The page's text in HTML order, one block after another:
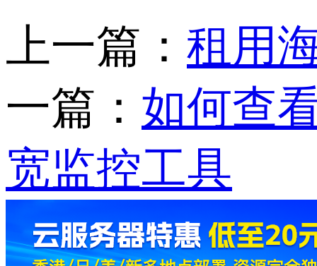
上一篇： 租用
一篇： 如何查
宽监控工具